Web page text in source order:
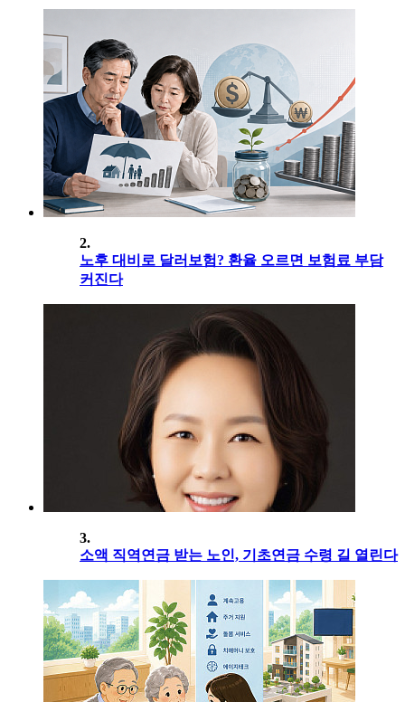
2.
노후 대비로 달러보험? 환율 오르면 보험료 부담
커진다
3.
소액 직역연금 받는 노인, 기초연금 수령 길 열린다